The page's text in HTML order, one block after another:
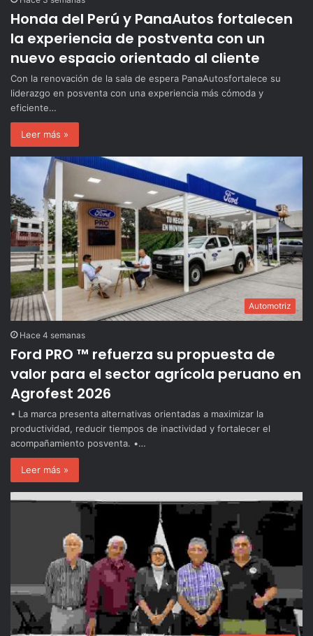
Honda del Perú y PanaAutos fortalecen
la experiencia de postventa con un
nuevo espacio orientado al cliente
Con la renovación de la sala de espera PanaAutosfortalece su
liderazgo en posventa con una experiencia más cómoda y
eficiente…
Leer más »
Automotriz
Hace 4 semanas
Ford PRO ™ refuerza su propuesta de
valor para el sector agrícola peruano en
Agrofest 2026
• La marca presenta alternativas orientadas a maximizar la
productividad, reducir tiempos de inactividad y fortalecer el
acompañamiento posventa. •…
Leer más »